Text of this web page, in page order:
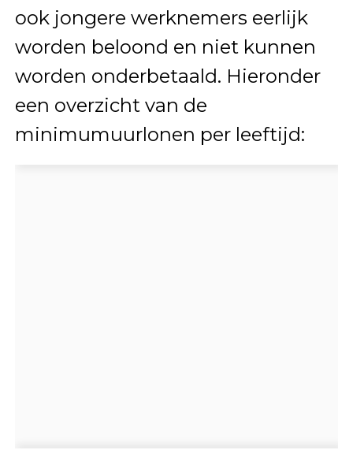
ook jongere werknemers eerlijk
worden beloond en niet kunnen
worden onderbetaald. Hieronder
een overzicht van de
minimumuurlonen per leeftijd: